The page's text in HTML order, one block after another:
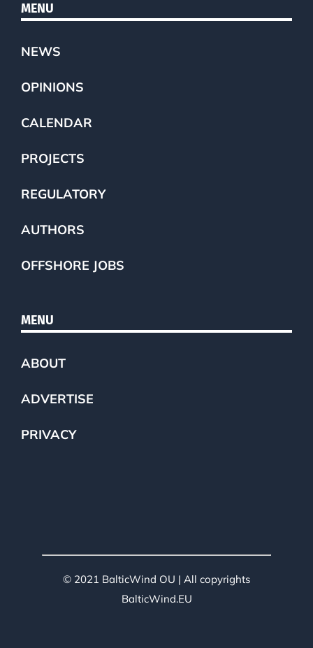
MENU
NEWS
OPINIONS
CALENDAR
PROJECTS
REGULATORY
AUTHORS
OFFSHORE JOBS
MENU
ABOUT
ADVERTISE
PRIVACY
© 2021 BalticWind OU | All copyrights
BalticWind.EU